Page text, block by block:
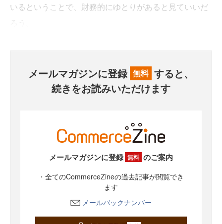
いるということで、財務的にゆとりがあると見ていいだ
メールマガジンに登録 無料 すると、
続きをお読みいただけます
メールマガジンに登録 無料 のご案内
・全てのCommerceZineの過去記事が閲覧でき
ます
メールバックナンバー